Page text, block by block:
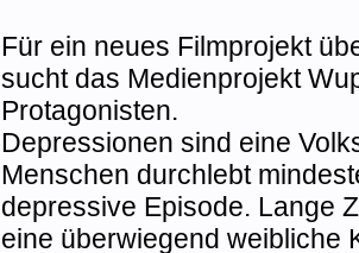
Für ein neues Filmprojekt
sucht das Medienprojekt
Protagonisten.
Depressionen sind eine
Menschen durchlebt
depressive Episode. Lange
eine überwiegend weibliche